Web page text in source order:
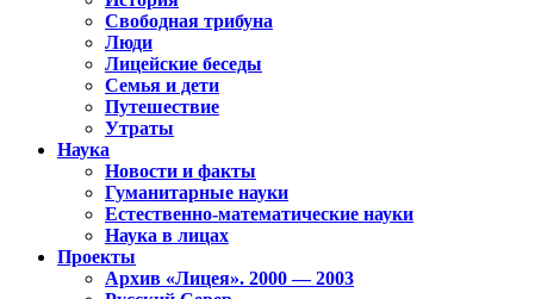
Свободная трибуна
Люди
Лицейские беседы
Семья и дети
Путешествие
Утраты
Наука
Новости и факты
Гуманитарные науки
Естественно-математические науки
Наука в лицах
Проекты
Архив «Лицея». 2000 — 2003